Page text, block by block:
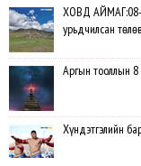
ХОВД АЙМАГ:08-
урьдчилсан төлөв
Аргын тооллын
Хүндэтгэлийн